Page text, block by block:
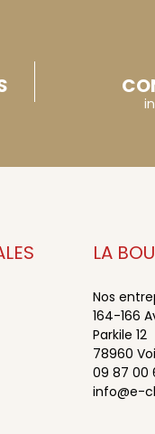
LA
Nos
164-166
Parkile 12
78960
09 87 00
info@e-